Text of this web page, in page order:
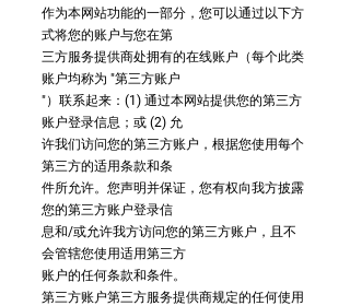
作为本网站功能的一部分，您可以通过以下方
式将您的账户与您在第
三方服务提供商处拥有的在线账户（每个此类
账户均称为 "第三方账户
"）联系起来：(1) 通过本网站提供您的第三方
账户登录信息；或 (2) 允
许我们访问您的第三方账户，根据您使用每个
第三方的适用条款和条
件所允许。您声明并保证，您有权向我方披露
您的第三方账户登录信
息和/或允许我方访问您的第三方账户，且不
会管辖您使用适用第三方
账户的任何条款和条件。
第三方账户第三方服务提供商规定的任何使用